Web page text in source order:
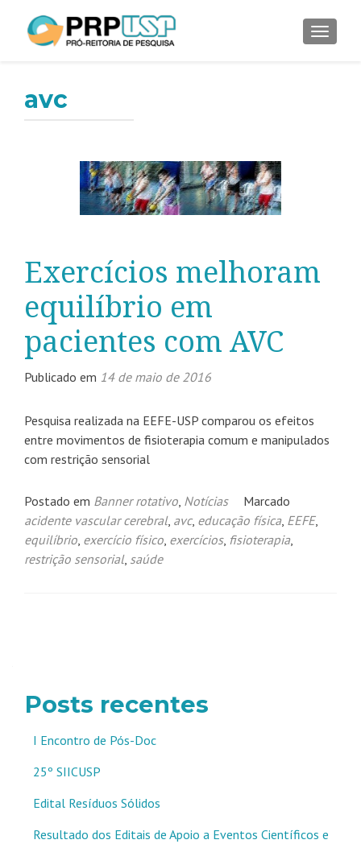
avc
Exercícios melhoram
equilíbrio em
pacientes com AVC
Publicado em 14 de maio de 2016
Pesquisa realizada na EEFE-USP comparou os efeitos
entre movimentos de fisioterapia comum e manipulados
com restrição sensorial
Postado em Banner rotativo Notícias
Marcado
acidente vascular cerebral, avc, educação física, EEFE,
equilíbrio exercício físico exercícios, fisioterapia,
restrição sensorial, saúde
Posts recentes
I Encontro de Pós-Doc
25º SIICUSP
Edital Resíduos Sólidos
Resultado dos Editais de Apoio a Eventos Científicos e